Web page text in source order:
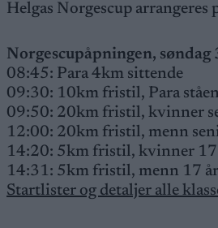
Helgas Norgescup arrangeres
Norgescupåpningen, søndag
08:45: Para 4km sittende
09:30: 10km fristil, Para
09:50: 20km fristil, kvinner
12:00: 20km fristil, menn
14:20: 5km fristil, kvinner
14:31: 5km fristil, menn 17
Startlister og detaljer alle